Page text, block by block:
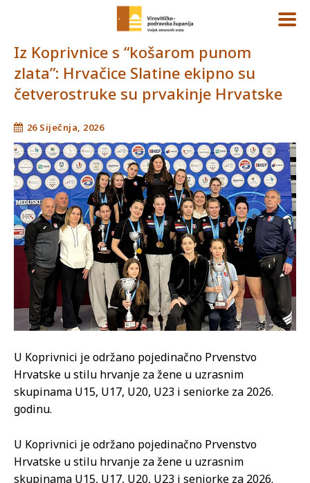
Iz Koprivnice s “košarom punom
zlata”: Hrvačice Slatine ekipno su
četverostruke su prvakinje Hrvatske
26 Siječnja, 2026
U Koprivnici je održano pojedinačno Prvenstvo
Hrvatske u stilu hrvanje za žene u uzrasnim
skupinama U15, U17, U20, U23 i seniorke za 2026.
godinu.
U Koprivnici je održano pojedinačno Prvenstvo
Hrvatske u stilu hrvanje za žene u uzrasnim
skupinama U15, U17, U20, U23 i seniorke za 2026.